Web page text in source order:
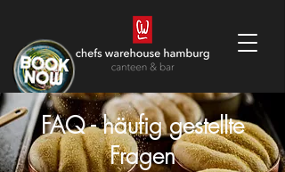
FAQ - häufig gestellte
Fragen